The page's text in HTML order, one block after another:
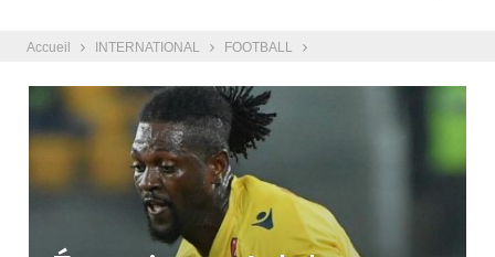
Accueil INTERNATIONAL FOOTBALL